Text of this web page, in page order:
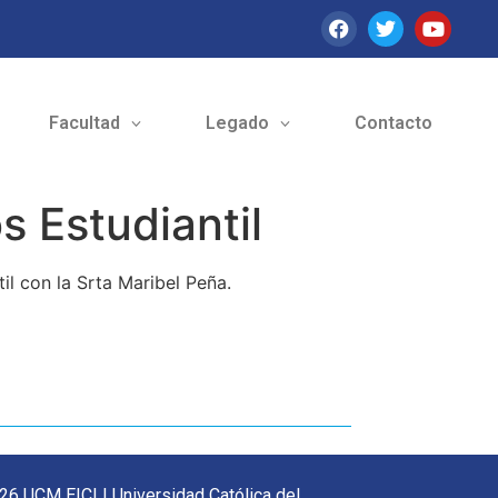
Facultad Legado Contacto
Estudiantil
con la Srta Maribel Peña.